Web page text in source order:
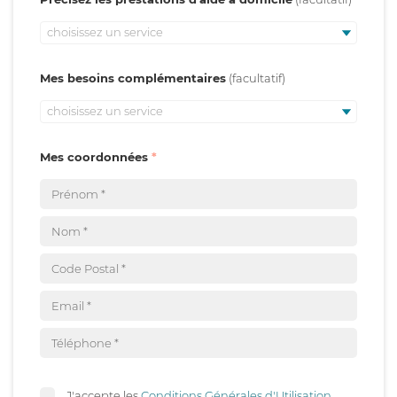
choisissez un service
Mes besoins complémentaires
choisissez un service
Mes coordonnées